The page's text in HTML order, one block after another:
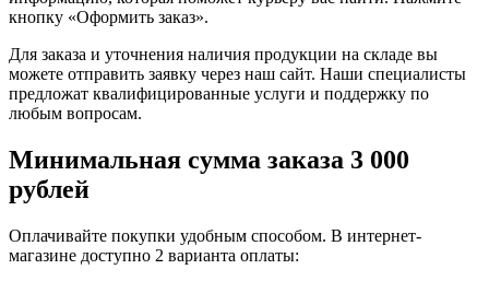
кнопку «Оформить заказ».
Для заказа и уточнения наличия продукции на складе вы
можете отправить заявку через наш сайт. Наши специалисты
предложат квалифицированные услуги и поддержку по
любым вопросам.
Минимальная сумма заказа 3 000
рублей
Оплачивайте покупки удобным способом. В интернет-
магазине доступно 2 варианта оплаты: